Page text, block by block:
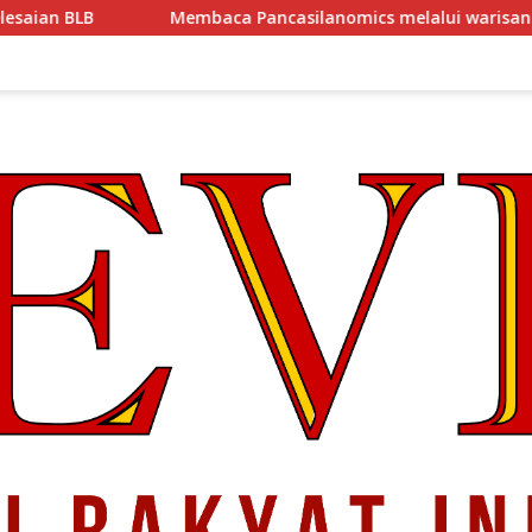
Pancasilanomics melalui warisan Sumitro dan urgensi UU